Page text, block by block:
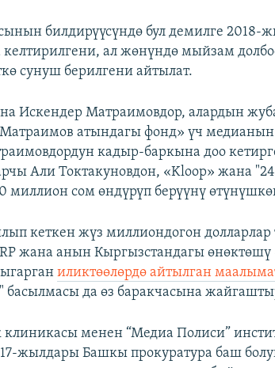
билдирүүсүндө бул демилге 2018-
ал жөнүндө мыйзам
сунуш берилгени айтылат.
Искендер Матраимовдор, алардын
атындагы фонд» үч медианын
кадыр-баркына доо
Али Токтакуновдон, «Kloop» жана
сом өндүрүп берүүнү
кеткен жүз миллиондогон долларлар
жана анын Кыргызстандагы өнөктөшү
иликтөөлөрдө айтылган
басылмасы да өз баракчасына
клиникасы менен “Медиа Полиси”
жылдары Башкы прокуратура баш